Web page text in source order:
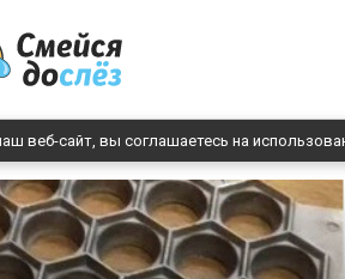
веб-сайт, вы соглашаетесь на